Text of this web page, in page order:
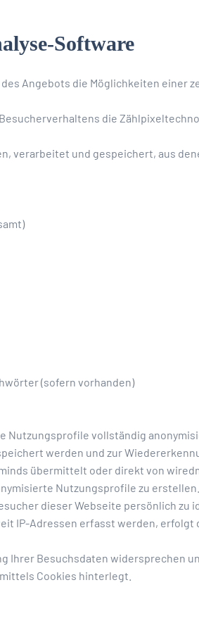
Software
Angebots die Möglichkeiten einer
die
verarbeitet und gespeichert, aus
(sofern vorhanden)
Nutzungsprofile vollständig
werden und zur
übermittelt oder direkt von
Nutzungsprofile zu
dieser Webseite persönlich
IP-Adressen erfasst werden,
Ihrer Besuchsdaten widersprechen
Cookies hinterlegt.